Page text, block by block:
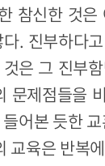
참신한 것
. 진부하다
은 그 진부
제점들을
어본 듯한
교육은 반복